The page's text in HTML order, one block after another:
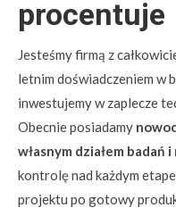
procentuje
Jesteśmy firmą z
letnim doświadczeniem w
inwestujemy w zaplecze
Obecnie posiadamy
własnym działem badań
kontrolę nad każdym
projektu po gotowy